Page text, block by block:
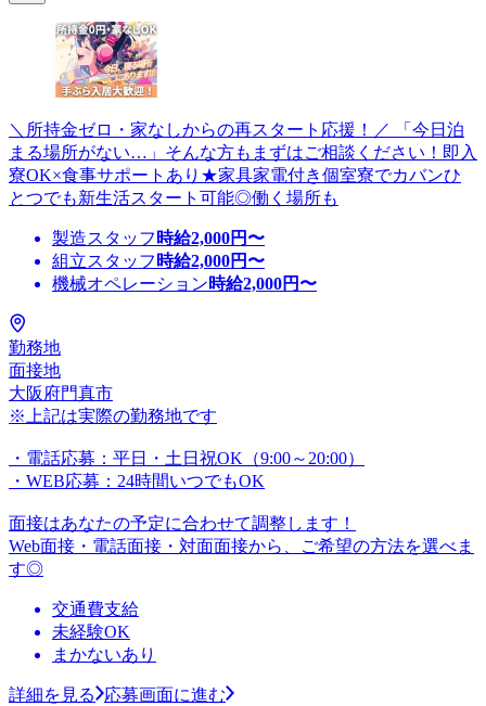
＼所持金ゼロ・家なしからの再スタート応援！／ 「今日泊
まる場所がない…」そんな方もまずはご相談ください！即入
寮OK×食事サポートあり★家具家電付き個室寮でカバンひ
とつでも新生活スタート可能◎働く場所も
製造スタッフ 時給2,000円〜
組立スタッフ 時給2,000円〜
機械オペレーション時給2,000円〜
勤務地
面接地
大阪府門真市
※上記は実際の勤務地です
・電話応募：平日・土日祝OK（9:00～20:00）
・WEB応募：24時間いつでもOK
面接はあなたの予定に合わせて調整します！
Web面接・電話面接・対面面接から、ご希望の方法を選べま
す◎
交通費支給
未経験OK
まかないあり
詳細を見る
応募画面に進む